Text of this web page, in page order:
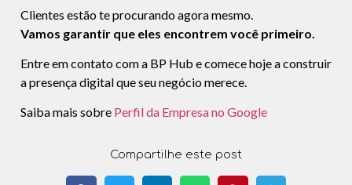
Clientes estão te procurando agora mesmo.
Vamos garantir que eles encontrem você primeiro.
Entre em contato com a BP Hub e comece hoje a construir
a presença digital que seu negócio merece.
Saiba mais sobre Perfil da Empresa no Google
Compartilhe este post